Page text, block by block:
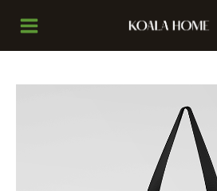
Main